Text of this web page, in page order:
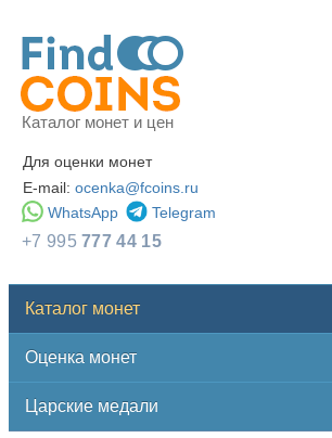
Каталог монет и цен
Для оценки монет
E-mail: ocenka@fcoins.ru
WhatsApp
Telegram
+7 995777 44 15
Каталог монет
Оценка монет
Царские медали